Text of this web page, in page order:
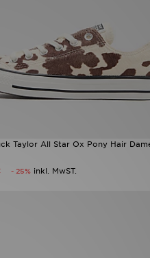
Taylor All Star Ox Pony Hair
- 25% inkl. MwST.